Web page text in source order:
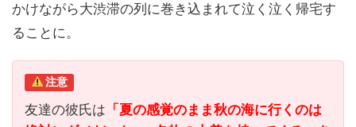
かけながら大渋滞の列に巻き込まれて泣く泣く帰宅す
ることに。
注意
友達の彼氏は 「夏の感覚のまま秋の海に行くのは